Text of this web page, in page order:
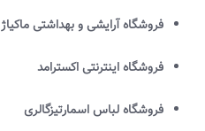
فروشگاه آرایشی و بهداشتی ماکیاژ
فروشگاه اینترنتی اکسترامد
فروشگاه لباس اسمارتیزگالری